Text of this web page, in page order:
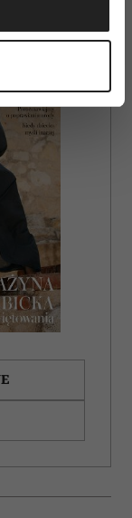
kilku metrów
aktywnie
palca)
preferencje w
możesz
chwili.
treści
i
o tym, jak
partnerom
innymi danymi